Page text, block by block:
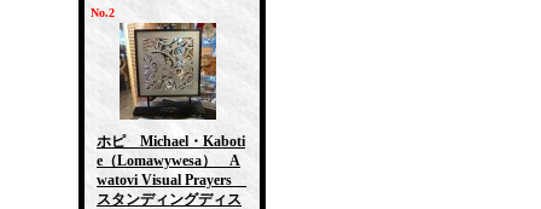
No.2
ホピ Michael・Kaboti
e（Lomawywesa） A
watovi Visual Prayers
スタンディングディス